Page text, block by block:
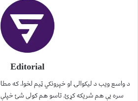
Editorial
د واسع ویب د لیکوالۍ او خپرونکي ټیم لخوا. که
سره یې هم شریکه کړئ. تاسو هم کولی شئ خپلې